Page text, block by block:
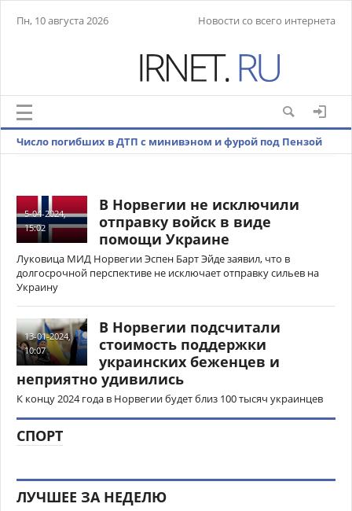
Пн, 10 августа 2026 Новости со всего интернета
Число погибших в ДТП с минивэном и фурой под Пензой
5-04-2024,
15:02
В Норвегии не исключили
отправку войск в виде
помощи Украине
Луковица МИД Норвегии Эспен Барт Эйде заявил, что в
долгосрочной перспективе не исключает отправку сильев на
Украину
13-01-2024,
10:07
В Норвегии подсчитали
стоимость поддержки
украинских беженцев и
неприятно удивились
К концу 2024 года в Норвегии будет близ 100 тысяч украинцев
СПОРТ
ЛУЧШЕЕ ЗА НЕДЕЛЮ